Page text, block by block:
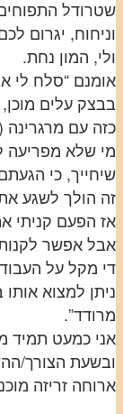
שטרודל
וניחוח, יגרום
ולי, המון נחת.
אומנם “סלח לי
בבצק עלים מוכן,
כזה עם
מי שלא מפריעה
שיחייך, כי
זה הולך לשגע
אבל אפשר
די מקל על
ניתן למצוא
מרודד”.
אני כמעט תמיד
ובשעת הצורך/
ארוחה זריזה